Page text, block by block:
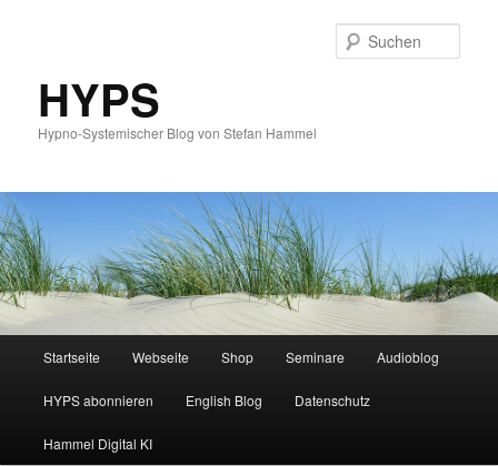
HYPS
Hypno-Systemischer Blog von Stefan Hammel
Zum
primären
Inhalt
Zum
sekundären
Inhalt
Startseite Webseite Shop Seminare Audioblog
HYPS abonnieren English Blog Datenschutz
Hammel Digital KI